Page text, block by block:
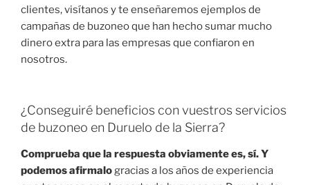
clientes, visítanos y te enseñaremos ejemplos de
campañas de buzoneo que han hecho sumar mucho
dinero extra para las empresas que confiaron en
nosotros.
¿Conseguiré beneficios con vuestros servicios
de buzoneo en Duruelo de la Sierra?
Comprueba que la respuesta obviamente es, sí. Y
podemos afirmalogracias a los años de experiencia